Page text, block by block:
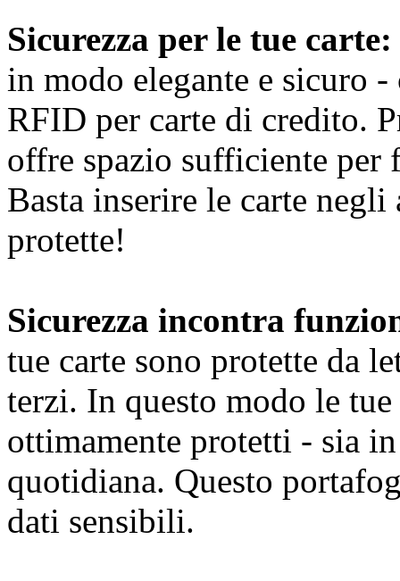
Sicurezza per le tue carte:
in modo elegante e sicuro
RFID per carte di credito.
offre spazio sufficiente per
Basta inserire le carte
protette!
Sicurezza incontra
tue carte sono protette da
terzi. In questo modo le
ottimamente protetti - sia
quotidiana. Questo
dati sensibili.